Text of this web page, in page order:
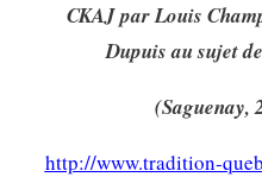
CKAJ par Louis
Dupuis au sujet
(Saguenay,
http://www.tradition-